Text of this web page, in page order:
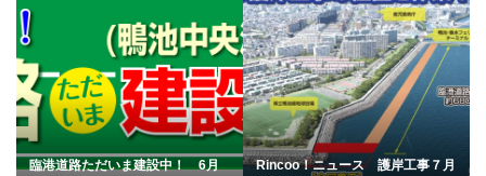
臨港道路ただいま建設中！ 6月
Rincoo！ニュース 護岸工事７月